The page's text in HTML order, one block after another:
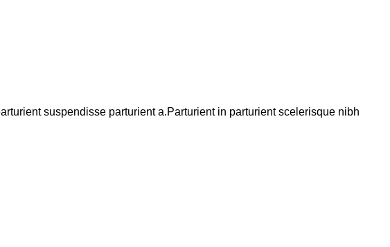
suspendisse parturient a.Parturient in parturient scelerisque nibh